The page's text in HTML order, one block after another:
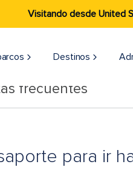
Visitando desde United
Destinos
frecuentes
para ir